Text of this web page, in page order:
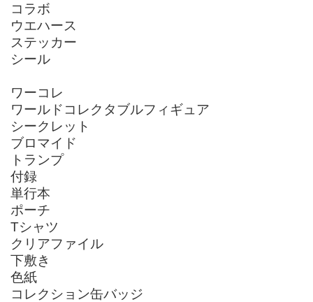
コラボ
ウエハース
ステッカー
シール
ワーコレ
ワールドコレクタブルフィギュア
シークレット
ブロマイド
トランプ
付録
単行本
ポーチ
Tシャツ
クリアファイル
下敷き
色紙
コレクション缶バッジ